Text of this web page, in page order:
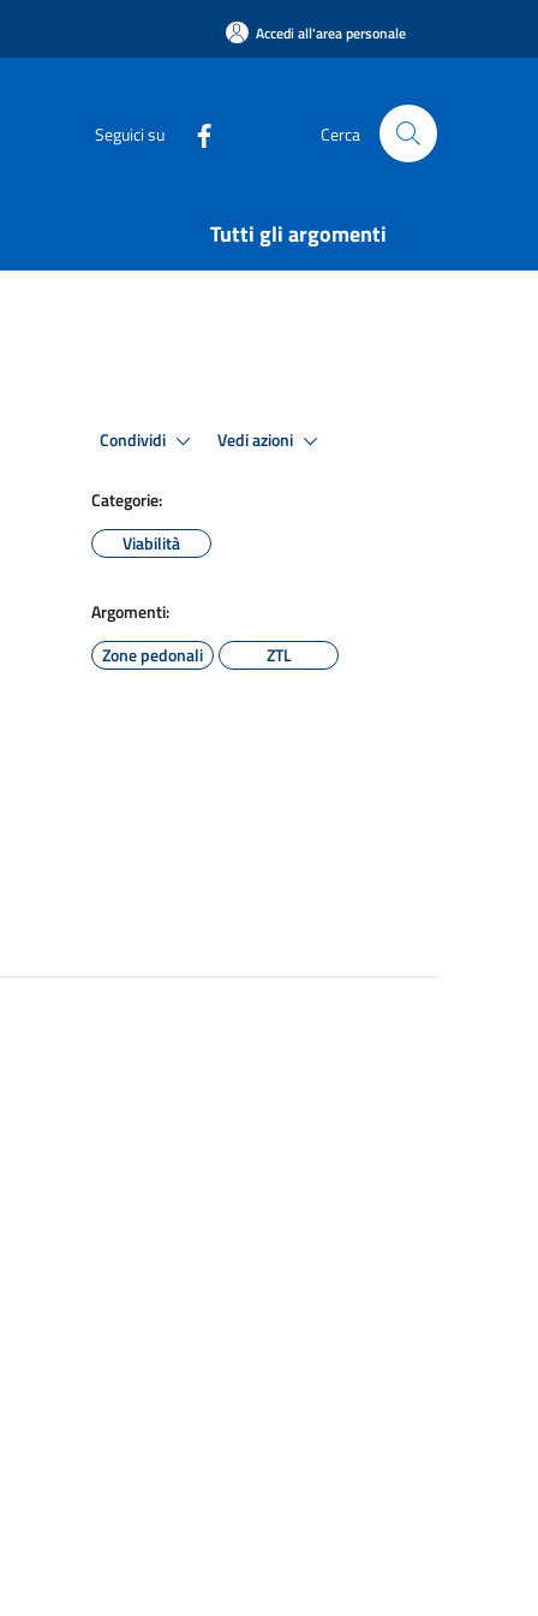
Accedi all'area personale
Seguici su Cerca
Tutti gli argomenti
Condividi Vedi azioni
Categorie:
Viabilità
Argomenti:
Zone pedonali
ZTL